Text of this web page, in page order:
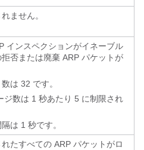
ません。
インスペクションがイネーブル
否または廃棄 ARP パケットが
は 32 です。
ジ数は 1 秒あたり 5 に制限され
は 1 秒です。
たすべての ARP パケットがロ